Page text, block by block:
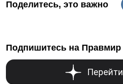
Поделитесь, это важно
Подпишитесь на Правмир